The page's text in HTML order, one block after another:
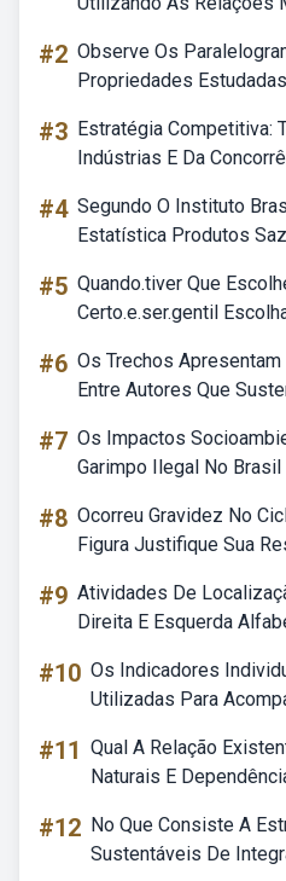
#2 Observe Os
Propriedades
#3 Estratégia Competitiva:
Indústrias E Da
#4 Segundo O Instituto
Estatística Produtos
#5 Quando.tiver Que
Certo.e.ser.gentil
#6 Os Trechos
Entre Autores Que
#7 Os Impactos
Garimpo Ilegal No Brasil
#8 Ocorreu Gravidez No
Figura Justifique Sua
#9 Atividades De
Direita E Esquerda
#10 Os Indicadores
Utilizadas Para
#11 Qual A Relação
Naturais E
#12 No Que Consiste A
Sustentáveis De